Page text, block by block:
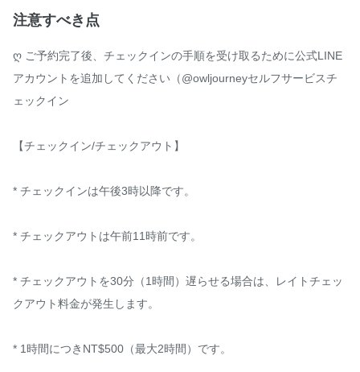
注意すべき点
ღ ご予約完了後、チェックインの手順を受け取るために公式LINE
アカウントを追加してください（@owljourneyセルフサービスチ
ェックイン
【チェックイン/チェックアウト】
* チェックインは午後3時以降です。
* チェックアウトは午前11時前です。
* チェックアウトを30分（1時間）遅らせる場合は、レイトチェッ
クアウト料金が発生します。
* 1時間につきNT$500（最大2時間）です。